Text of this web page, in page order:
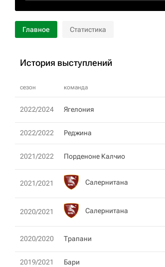
Главное Статистика
История выступлений
сезон команда
2022/2024 Ягелония
2022/2022 Рeджина
2021/2022 Порденоне Калчио
2021/2021 Салернитана
2020/2021 Салернитана
2020/2020 Трапани
2019/2021 Бари